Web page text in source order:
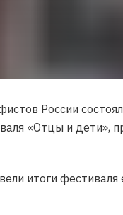
России
«Отцы и дети»,
итоги